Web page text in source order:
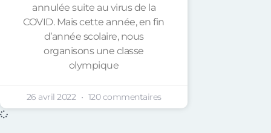
annulée suite au virus de la
COVID. Mais cette année, en fin
d’année scolaire, nous
organisons une classe
olympique
26 avril 2022 120 commentaires